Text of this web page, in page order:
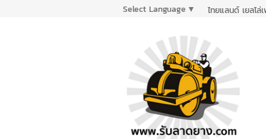
Select Language ▼ ไทยแลนด์ เยลโล่